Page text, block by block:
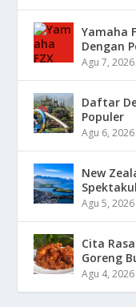
Yamaha
Dengan
Agu 7, 2026
Daftar
Populer
Agu 6, 2026
New
Agu 5, 2026
Cita
Goreng
Agu 4, 2026